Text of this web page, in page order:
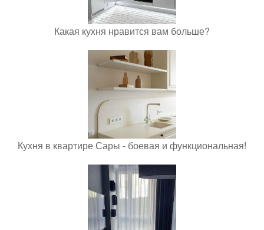
Какая кухня нравится вам больше?
Кухня в квартире Сары - боевая и функциональная!